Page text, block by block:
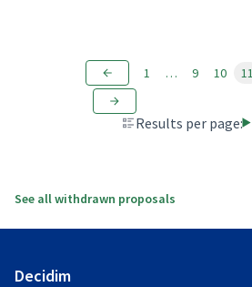
Results per page:
1 … 9 10 11
See all withdrawn proposals
Decidim